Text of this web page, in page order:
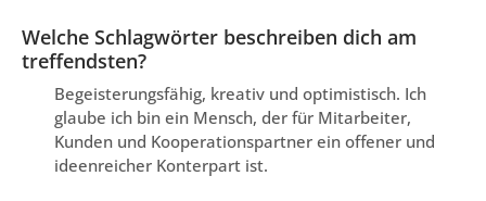
Welche Schlagwörter beschreiben dich am
treffendsten?
Begeisterungsfähig, kreativ und optimistisch. Ich
glaube ich bin ein Mensch, der für Mitarbeiter,
Kunden und Kooperationspartner ein offener und
ideenreicher Konterpart ist.